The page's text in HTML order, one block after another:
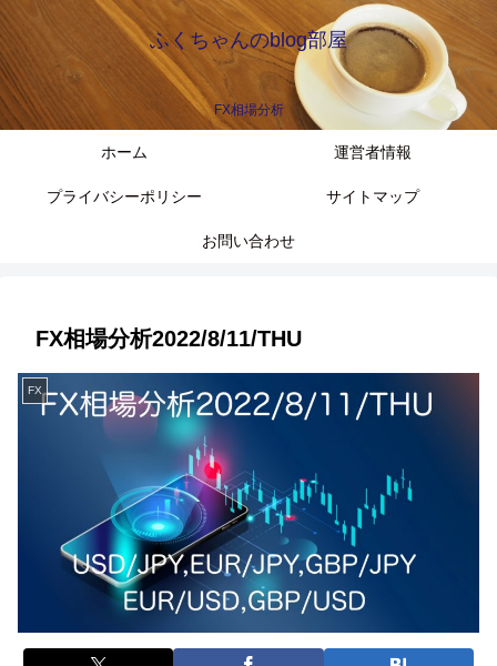
ふくちゃんのblog部屋
FX相場分析
ホーム 運営者情報
プライバシーポリシー サイトマップ
お問い合わせ
FX相場分析2022/8/11/THU
FX